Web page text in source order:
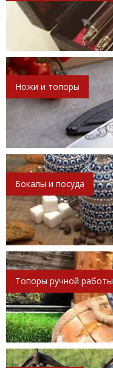
Ножи и топоры
Бокалы и посуда
Топоры ручной работы